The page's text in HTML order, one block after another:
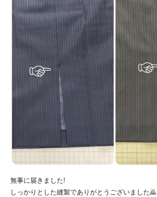
無事に届きました!
しっかりとした縫製でありがとうございました🙇